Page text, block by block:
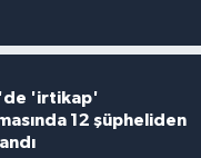
'irtikap'
12 şüpheliden